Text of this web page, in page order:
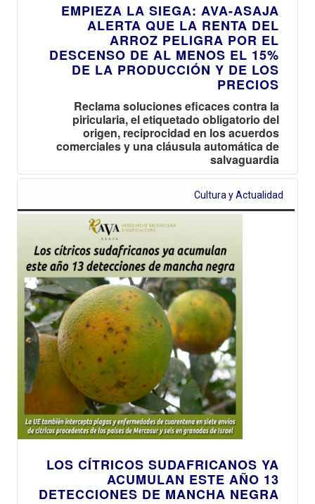
EMPIEZA LA SIEGA: AVA-ASAJA
ALERTA QUE LA RENTA DEL
ARROZ PELIGRA POR EL
DESCENSO DE AL MENOS EL 15%
DE LA PRODUCCIÓN Y DE LOS
PRECIOS
Reclama soluciones eficaces contra la
piricularia, el etiquetado obligatorio del
origen, reciprocidad en los acuerdos
comerciales y una cláusula automática de
salvaguardia
Cultura y Actualidad
LOS CÍTRICOS SUDAFRICANOS YA
ACUMULAN ESTE AÑO 13
DETECCIONES DE MANCHA NEGRA